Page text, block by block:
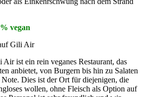
vegan
Air ist ein rein veganes Restaurant, das
anbietet, von Burgern bis hin zu Salaten
Dies ist der Ort für diejenigen, die
wollen, ohne Fleisch als Option auf